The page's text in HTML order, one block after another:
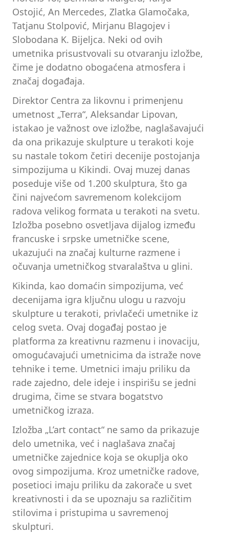
Ostojić, An Mercedes, Zlatka Glamočaka,
Tatjanu Stolpović, Mirjanu Blagojev i
Slobodana K. Bijeljca. Neki od ovih
umetnika prisustvovali su otvaranju izložbe,
čime je dodatno obogaćena atmosfera i
značaj događaja.
Direktor Centra za likovnu i primenjenu
umetnost „Terra“, Aleksandar Lipovan,
istakao je važnost ove izložbe, naglašavajući
da ona prikazuje skulpture u terakoti koje
su nastale tokom četiri decenije postojanja
simpozijuma u Kikindi. Ovaj muzej danas
poseduje više od 1.200 skulptura, što ga
čini najvećom savremenom kolekcijom
radova velikog formata u terakoti na svetu.
Izložba posebno osvetljava dijalog između
francuske i srpske umetničke scene,
ukazujući na značaj kulturne razmene i
očuvanja umetničkog stvaralaštva u glini.
Kikinda, kao domaćin simpozijuma, već
decenijama igra ključnu ulogu u razvoju
skulpture u terakoti, privlačeći umetnike iz
celog sveta. Ovaj događaj postao je
platforma za kreativnu razmenu i inovaciju,
omogućavajući umetnicima da istraže nove
tehnike i teme. Umetnici imaju priliku da
rade zajedno, dele ideje i inspirišu se jedni
drugima, čime se stvara bogatstvo
umetničkog izraza.
Izložba „L’art contact“ ne samo da prikazuje
delo umetnika, već i naglašava značaj
umetničke zajednice koja se okuplja oko
ovog simpozijuma. Kroz umetničke radove,
posetioci imaju priliku da zakorače u svet
kreativnosti i da se upoznaju sa različitim
stilovima i pristupima u savremenoj
skulpturi.